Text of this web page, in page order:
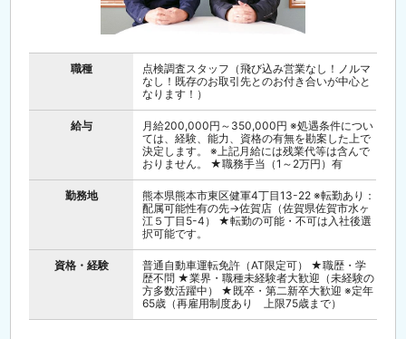
職種
点検調査スタッフ（飛び込み営業なし！ノルマ
なし！既存のお取引先とのお付き合いが中心と
なります！）
給与
月給200,000円～350,000円 ※処遇条件につい
ては、経験、能力、資格の有無を勘案した上で
決定します。 ※上記月給には残業代等は含んで
おりません。 ★職務手当（1～2万円）有
勤務地
熊本県熊本市東区健軍4丁目13-22 ※転勤あり：
配属可能性有の先→佐賀店（佐賀県佐賀市水ヶ
江５丁目5-4） ★転勤の可能・不可は入社後選
択可能です。
資格・経験
普通自動車運転免許（AT限定可） ★職歴・学
歴不問 ★業界・職種未経験者大歓迎（未経験の
方多数活躍中） ★既卒・第二新卒大歓迎 ※定年
65歳（再雇用制度あり 上限75歳まで）